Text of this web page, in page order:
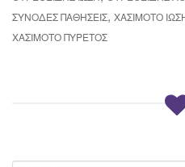
ΣΥΝΟΔΈΣ ΠΑΘΉΣΕΙΣ, ΧΑΣΙΜΟΤΟ
ΧΑΣΙΜΌΤΟ ΠΥΡΕΤΌΣ